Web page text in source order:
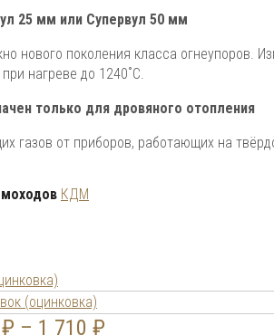
25 мм или Супервул 50 мм
нового поколения класса огнеупоров.
нагреве до 1240˚С.
только для дровяного отопления
газов от приборов, работающих на
КДМ
₽ – 1 710 ₽